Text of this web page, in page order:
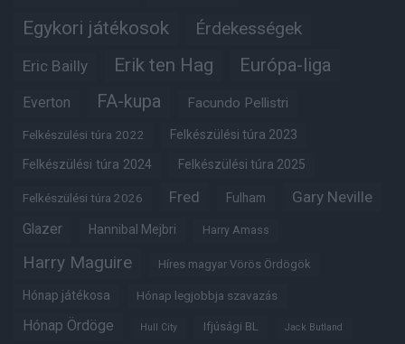
Egykori játékosok Érdekességek
Eric Bailly Erik ten Hag Európa-liga
Everton FA-kupa Facundo Pellistri
Felkészülési túra 2022 Felkészülési túra 2023
Felkészülési túra 2024 Felkészülési túra 2025
Felkészülési túra 2026 Fred Fulham Gary Neville
Glazer Hannibal Mejbri Harry Amass
Harry Maguire Híres magyar Vörös Ördögök
Hónap játékosa Hónap legjobbja szavazás
Hónap Ördöge Hull City Ifjúsági BL Jack Butland